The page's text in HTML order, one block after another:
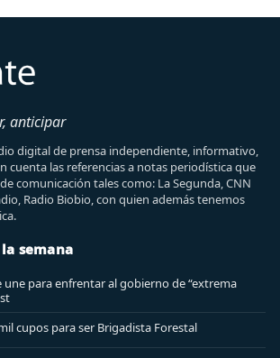
anticipar
digital de prensa independiente, informativo,
cuenta las referencias a notas periodística que
comunicación tales como: La Segunda, CNN
Radio Biobio, con quien además tenemos
semana
une para enfrentar al gobierno de “extrema
cupos para ser Brigadista Forestal